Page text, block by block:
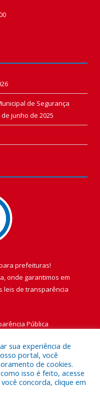
de Segurança
de junho de 2025
prefeituras!
onde garantimos em
leis de transparência
Pública
Municipal de Vigia de
sua experiência de
portal, você
de cookies.
isso é feito, acesse
você concorda, clique em